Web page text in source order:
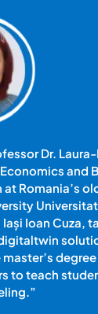
Dr.
and
Romania’s
Iași Ioan Cuza,
to teach